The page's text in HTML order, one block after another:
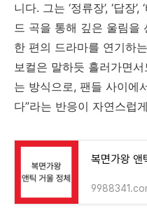
니다. 그는 ‘정류장’, ‘답장’, ‘
드 곡을 통해 깊은 울림을
한 편의 드라마를 연기하는
보컬은 말하듯 흘러가면서
는 방식으로, 팬들 사이에
다”라는 반응이 자연스럽게
복면가왕 앤